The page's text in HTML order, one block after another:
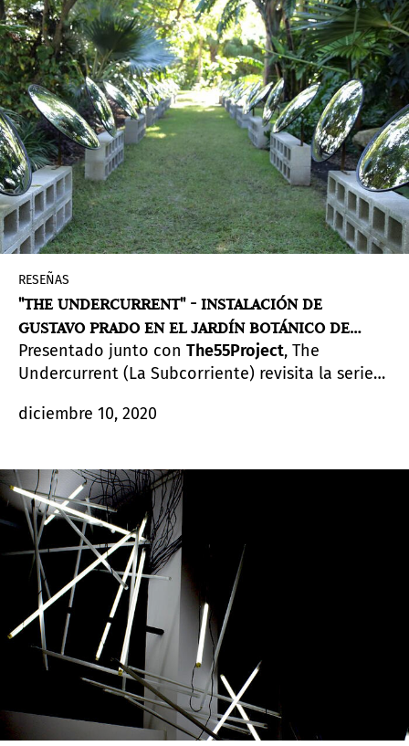
RESEÑAS
"THE UNDERCURRENT" - INSTALACIÓN DE
GUSTAVO PRADO EN EL JARDÍN BOTÁNICO DE
MIAMI BEACH
Presentado junto con The55Project, The
Undercurrent (La Subcorriente) revisita la serie
(Medida de dispersión), exhibida por última vez
2017.
diciembre 10, 2020